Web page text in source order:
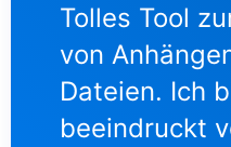
Tolles Tool
von
Dateien. Ich
beeindruckt